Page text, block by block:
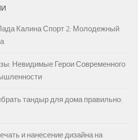
Калина Спорт 2: Молодежный
Невидимые Герои Современного
тандыр для дома правильно:
и нанесение дизайна на